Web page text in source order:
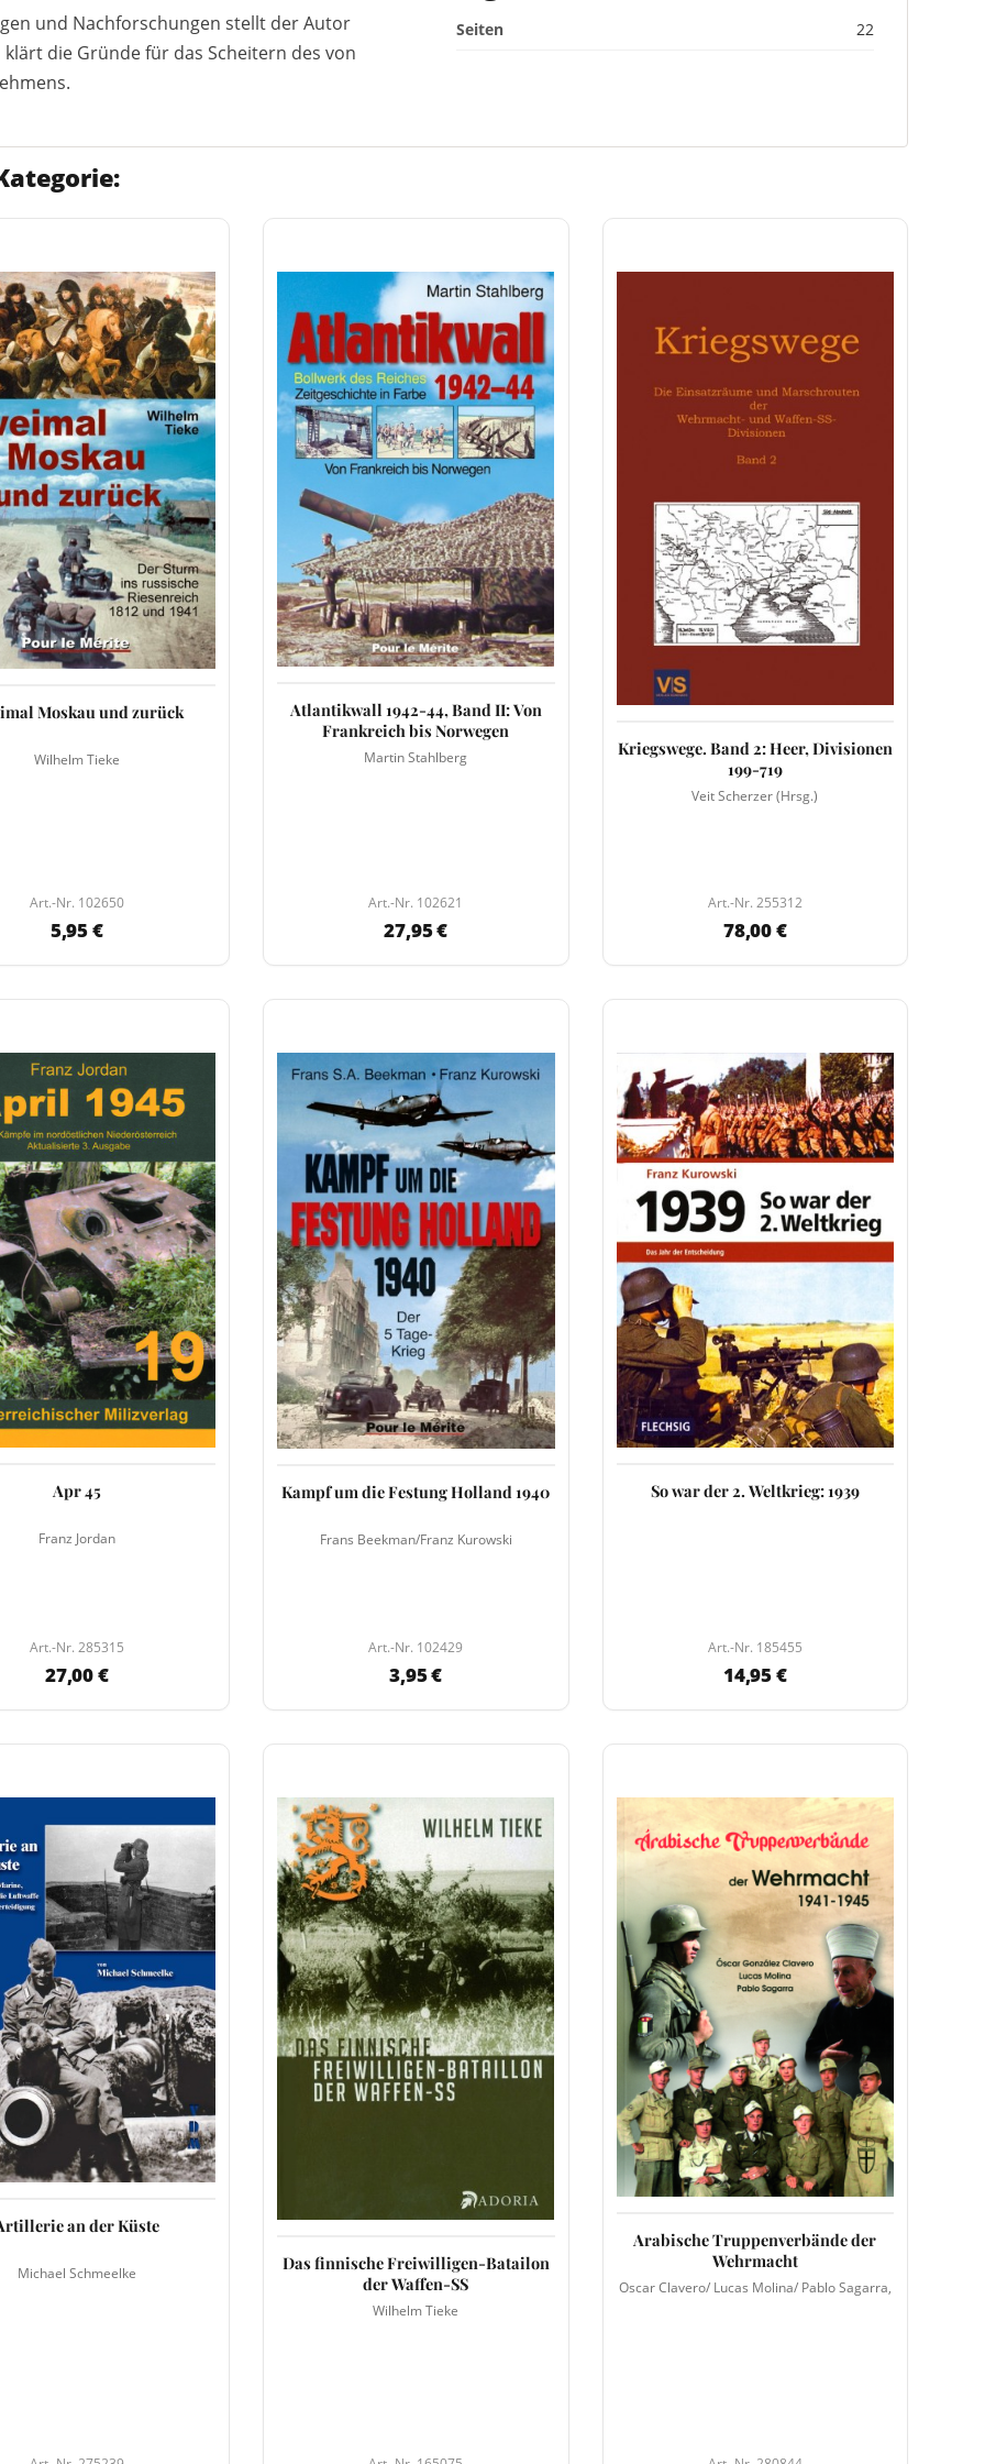
und Nachforschungen stellt der Autor
die Gründe für das Scheitern des von
Seiten 22
Moskau und zurück
Wilhelm Tieke
Art.-Nr. 102650
5,95 €
Atlantikwall 1942-44, Band II: Von
Frankreich bis Norwegen
Martin Stahlberg
Art.-Nr. 102621
27,95 €
Kriegswege. Band 2: Heer, Divisionen
199-719
Veit Scherzer (Hrsg.)
Art.-Nr. 255312
78,00 €
Apr 45
Franz Jordan
Art.-Nr. 285315
27,00 €
Kampf um die Festung Holland 1940
Frans Beekman/Franz Kurowski
Art.-Nr. 102429
3,95 €
So war der 2. Weltkrieg: 1939
Art.-Nr. 185455
14,95 €
an der Küste
Michael Schmeelke
Das finnische Freiwilligen-Batailon
der Waffen-SS
Wilhelm Tieke
Arabische Truppenverbände der
Wehrmacht
Oscar Clavero/ Lucas Molina/ Pablo Sagarra,